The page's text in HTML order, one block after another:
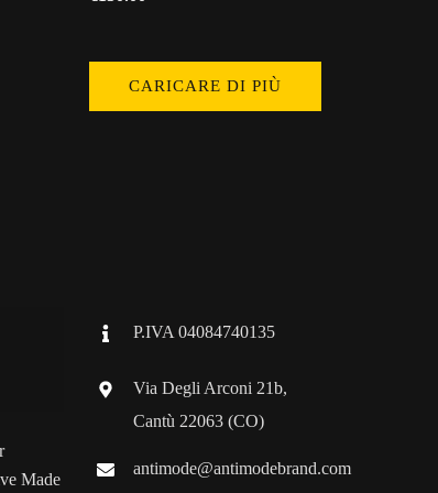
CARICARE DI PIÙ
Made
P.IVA 04084740135
Via Degli Arconi 21b,
Cantù 22063 (CO)
antimode@antimodebrand.com